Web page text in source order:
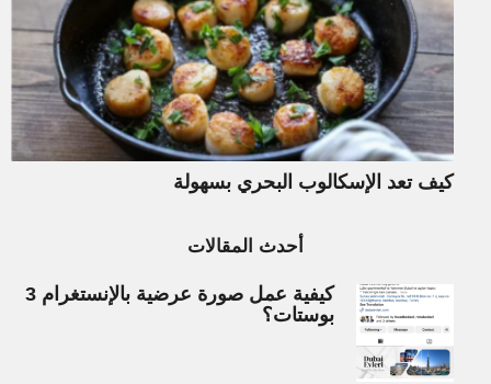
كيف تعد الإسكالوب البحري بسهولة
أحدث المقالات
كيفية عمل صورة عرضية بالإنستغرام 3
بوستات؟